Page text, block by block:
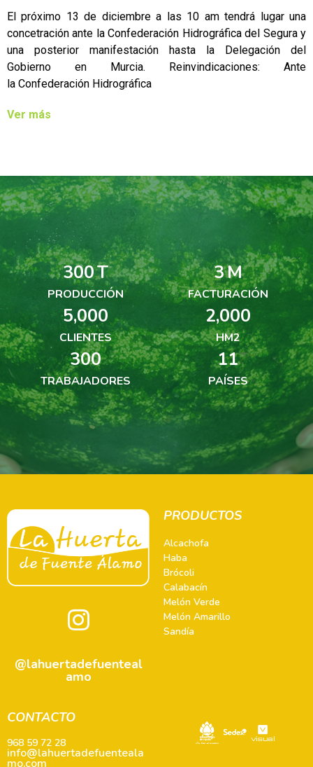
El próximo 13 de diciembre a las 10 am tendrá lugar una
concetración ante la Confederación Hidrográfica del Segura y
una posterior manifestación hasta la Delegación del
Gobierno en Murcia. Reinvindicaciones: Ante
la Confederación Hidrográfica
Ver más
300T
PRODUCCIÓN
3M
FACTURACIÓN
5,000
CLIENTES
2,000
HM2
300
TRABAJADORES
11
PAÍSES
@lahuertadefuenteal
amo
PRODUCTOS
Alcachofa
Haba
Brócoli
Calabacín
Melón Verde
Melón Amarillo
Sandía
CONTACTO
968 59 72 28
info@lahuertadefuenteala
mo.com